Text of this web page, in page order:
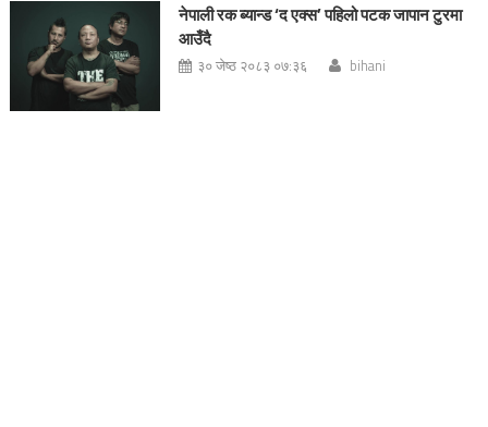
नेपाली रक ब्यान्ड ‘द एक्स’ पहिलो पटक जापान टुरमा
आउँदै
३० जेष्ठ २०८३ ०७:३६ bihani